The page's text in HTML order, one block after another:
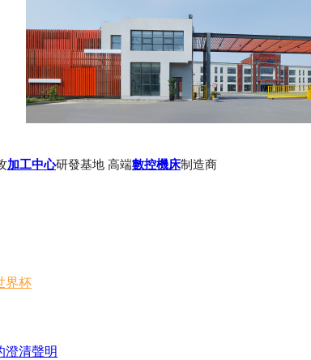
加工中心研發基地 高端數控機床制造商
界杯
澄清聲明